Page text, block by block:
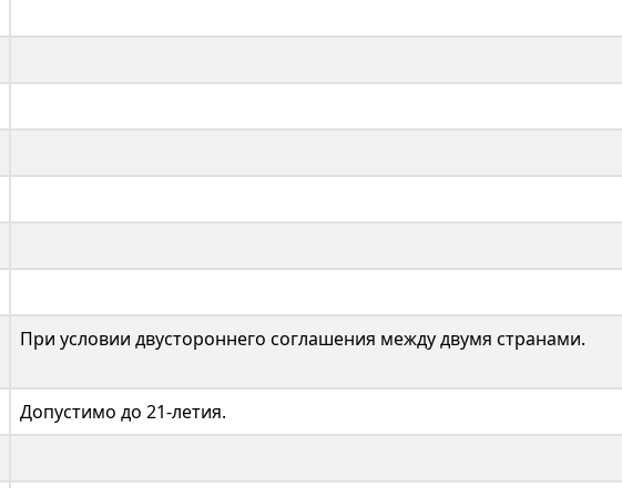
При условии двустороннего соглашения между двумя странами.
Допустимо до 21-летия.